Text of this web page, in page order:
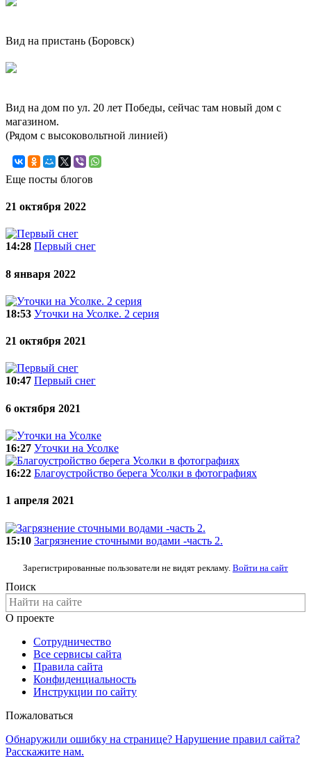
Вид на пристань (Боровск)
Вид на дом по ул. 20 лет Победы, сейчас там новый дом с
магазином.
(Рядом с высоковольтной линией)
Еще посты блогов
21 октября 2022
14:28 Первый снег
8 января 2022
18:53 Уточки на Усолке. 2 серия
21 октября 2021
10:47 Первый снег
6 октября 2021
16:27 Уточки на Усолке
16:22 Благоустройство берега Усолки в фотографиях
1 апреля 2021
15:10 Загрязнение сточными водами -часть 2.
Зарегистрированные пользователи не видят рекламу. Войти на сайт
Поиск
О проекте
Сотрудничество
Все сервисы сайта
Правила сайта
Конфиденциальность
Инструкции по сайту
Пожаловаться
Обнаружили ошибку на странице? Нарушение правил сайта?
Расскажите нам.